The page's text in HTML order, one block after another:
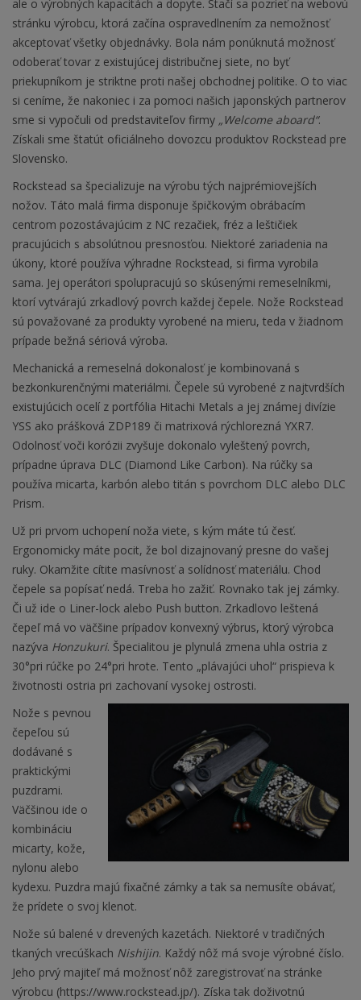
ale o výrobných kapacitách a dopyte. Stačí sa pozrieť na webovú
stránku výrobcu, ktorá začína ospravedlnením za nemožnosť
akceptovať všetky objednávky. Bola nám ponúknutá možnosť
odoberať tovar z existujúcej distribučnej siete, no byť
priekupníkom je striktne proti našej obchodnej politike. O to viac
si ceníme, že nakoniec i za pomoci našich japonských partnerov
sme si vypočuli od predstaviteľov firmy „Welcome aboard“.
Získali sme štatút oficiálneho dovozcu produktov Rockstead pre
Slovensko.
Rockstead sa špecializuje na výrobu tých najprémiovejších
nožov. Táto malá firma disponuje špičkovým obrábacím
centrom pozostávajúcim z NC rezačiek, fréz a leštičiek
pracujúcich s absolútnou presnosťou. Niektoré zariadenia na
úkony, ktoré používa výhradne Rockstead, si firma vyrobila
sama. Jej operátori spolupracujú so skúsenými remeselníkmi,
ktorí vytvárajú zrkadlový povrch každej čepele. Nože Rockstead
sú považované za produkty vyrobené na mieru, teda v žiadnom
prípade bežná sériová výroba.
Mechanická a remeselná dokonalosť je kombinovaná s
bezkonkurenčnými materiálmi. Čepele sú vyrobené z najtvrdších
existujúcich ocelí z portfólia Hitachi Metals a jej známej divízie
YSS ako prášková ZDP189 či matrixová rýchlorezná YXR7.
Odolnosť voči korózii zvyšuje dokonalo vyleštený povrch,
prípadne úprava DLC (Diamond Like Carbon). Na rúčky sa
používa micarta, karbón alebo titán s povrchom DLC alebo DLC
Prism.
Už pri prvom uchopení noža viete, s kým máte tú česť.
Ergonomicky máte pocit, že bol dizajnovaný presne do vašej
ruky. Okamžite cítite masívnosť a solídnosť materiálu. Chod
čepele sa popísať nedá. Treba ho zažiť. Rovnako tak jej zámky.
Či už ide o Liner-lock alebo Push button. Zrkadlovo leštená
čepeľ má vo väčšine prípadov konvexný výbrus, ktorý výrobca
nazýva Honzukuri. Špecialitou je plynulá zmena uhla ostria z
30°pri rúčke po 24°pri hrote. Tento „plávajúci uhol“ prispieva k
životnosti ostria pri zachovaní vysokej ostrosti.
Nože s pevnou
čepeľou sú
dodávané s
praktickými
puzdrami.
Väčšinou ide o
kombináciu
micarty, kože,
nylonu alebo
kydexu. Puzdra majú fixačné zámky a tak sa nemusíte obávať,
že prídete o svoj klenot.
Nože sú balené v drevených kazetách. Niektoré v tradičných
tkaných vrecúškach Nishijin. Každý nôž má svoje výrobné číslo.
Jeho prvý majiteľ má možnosť nôž zaregistrovať na stránke
výrobcu (https://www.rockstead.jp/). Získa tak doživotnú